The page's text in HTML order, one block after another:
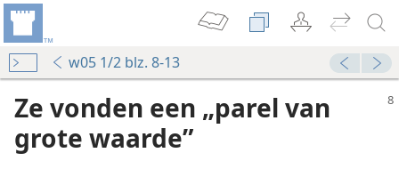
w05 1/2 blz. 8-13
Ze vonden een „parel van
grote waarde”